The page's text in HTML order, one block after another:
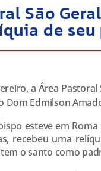
São
de
a Área
Dom Edmilson
esteve em
recebeu uma
o santo como